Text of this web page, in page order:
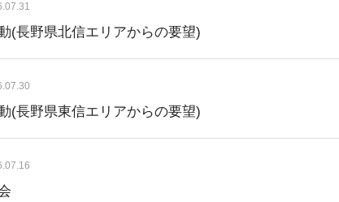
(長野県北信エリアからの要望)
(長野県東信エリアからの要望)